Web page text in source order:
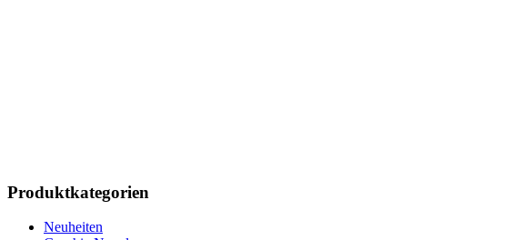
Produktkategorien
Neuheiten